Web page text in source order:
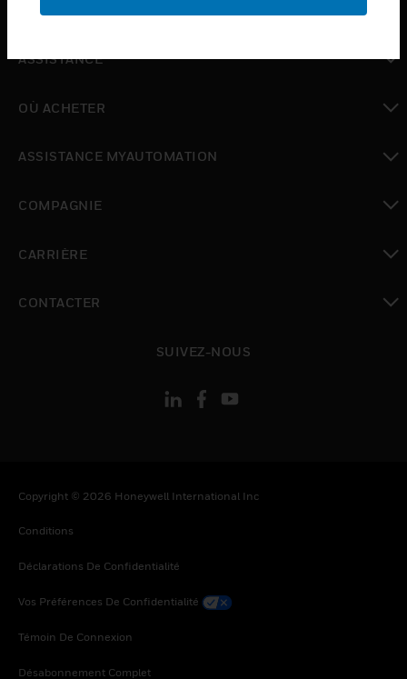
INDUSTRIES
ASSISTANCE
OÙ ACHETER
ASSISTANCE MYAUTOMATION
COMPAGNIE
CARRIÈRE
CONTACTER
SUIVEZ-NOUS
Copyright © 2026 Honeywell International Inc
Conditions
Déclarations De Confidentialité
Vos Préférences De Confidentialité
Témoin De Connexion
Désabonnement Complet